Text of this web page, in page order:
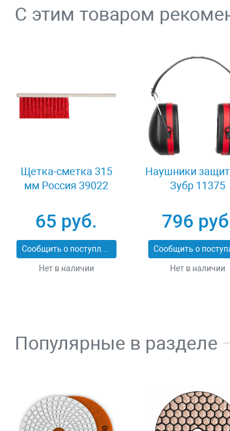
С этим товаром
Щетка-сметка 315
мм Россия 39022
65 руб.
Сообщить о поступлении
Нет в наличии
Наушники
Зубр 11375
796
Нет в наличии
Популярные в разделе